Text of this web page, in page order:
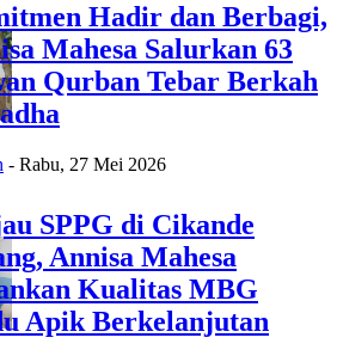
Hadir dan Berbagi,
Mahesa Salurkan 63
Qurban Tebar Berkah
- Rabu, 27 Mei 2026
SPPG di Cikande
Annisa Mahesa
Kualitas MBG
Apik Berkelanjutan